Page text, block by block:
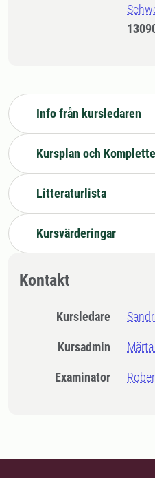
Info från kursledaren
Kursplan och
Litteraturlista
Kursvärderingar
Kontakt
Kursledare
Kursadmin
Examinator